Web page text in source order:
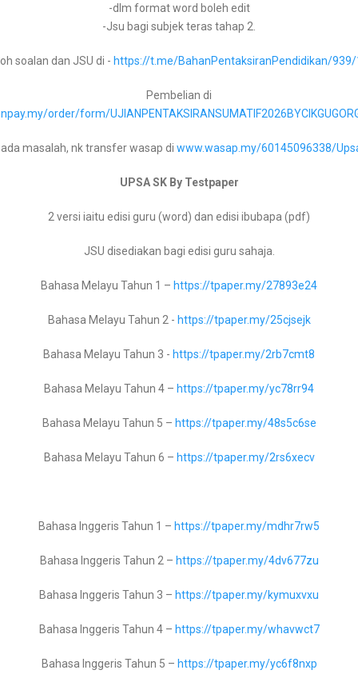
Perkongsian kali ini melibatkan bahan persediaan awal tahun
Semakan
Pada setiap awal persekolahan ataupun hujung tahun, antara
Rancangan pengajaran ini telah disediakan dan dirangka bagi
penolong kanan pentadbiran atau guru besar sendiri bagi
Bahasa Melayu Tingkatan 5 –https://tpaper.my/4mkdjub3
Bahasa Inggeris Tingkatan 2 –https://tpaper.my/388cj94t
Bahasa Inggeris Tingkatan 3 –https://tpaper.my/35wu87k4
Bahasa Inggeris Tingkatan 4 – https://tpaper.my/bdh5hdef
Bahasa Inggeris Tingkatan 5 –https://tpaper.my/34xsmmjf
Matematik Tingkatan 1 –https://tpaper.my/yjvryfh5
Matematik Tingkatan 2 –https://tpaper.my/2axzay4n
Matematik Tingkatan 3 – https://tpaper.my/2p8bmhne
Matematik Tingkatan 4 –https://tpaper.my/43zns7ah
Matematik Tingkatan 5 -
Reka Bentuk Teknologi Tingkatan 2 –https://tpaper.my/2cefazxd
Reka Bentuk Teknologi Tingkatan 3 –https://tpaper.my/3nbw7zaf
Asas Sains Komputer Tingkatan 1 –https://tpaper.my/4tccpxt9
Asas Sains Komputer Tingkatan 2 –https://tpaper.my/2p8j2mna
-dlm format word boleh edit
-Jsu bagi subjek teras tahap 2.
soalan dan JSU di - https://t.me/BahanPentaksiranPendidikan/939/
Pembelian di
order/form/
masalah, nk transfer wasap di www.wasap.my/60145096338/
UPSA SK By Testpaper
2 versi iaitu edisi guru (word) dan edisi ibubapa (pdf)
JSU disediakan bagi edisi guru sahaja.
Bahasa Melayu Tahun 1 – https://tpaper.my/27893e24
Bahasa Melayu Tahun 2 - https://tpaper.my/25cjsejk
Bahasa Melayu Tahun 3 - https://tpaper.my/2rb7cmt8
Bahasa Melayu Tahun 4 – https://tpaper.my/yc78rr94
Bahasa Melayu Tahun 5 – https://tpaper.my/48s5c6se
Bahasa Melayu Tahun 6 – https://tpaper.my/2rs6xecv
Bahasa Inggeris Tahun 1 – https://tpaper.my/mdhr7rw5
Bahasa Inggeris Tahun 2 – https://tpaper.my/4dv677zu
Bahasa Inggeris Tahun 3 – https://tpaper.my/kymuxvxu
Bahasa Inggeris Tahun 4 – https://tpaper.my/whavwct7
Bahasa Inggeris Tahun 5 – https://tpaper.my/yc6f8nxp